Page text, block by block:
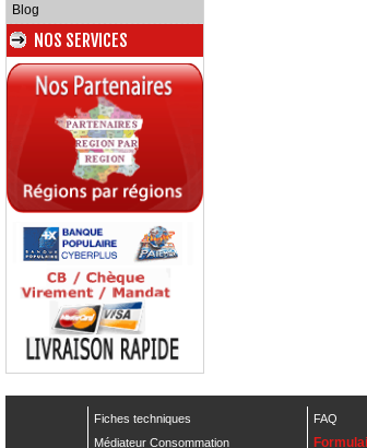
Blog
NOS SERVICES
Fiches techniques FAQ
Médiateur Consommation